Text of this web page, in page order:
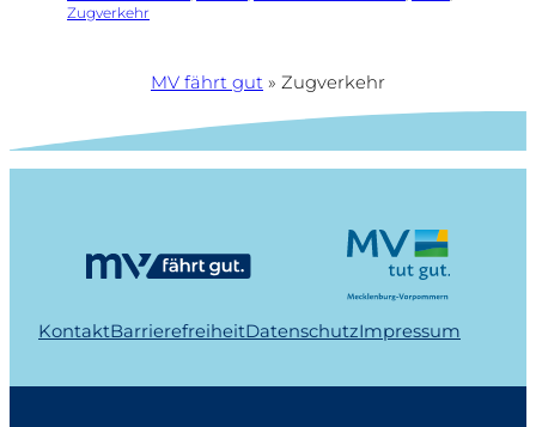
Zugverkehr
MV fährt gut » Zugverkehr
KontaktBarrierefreiheitDatenschutzImpressum